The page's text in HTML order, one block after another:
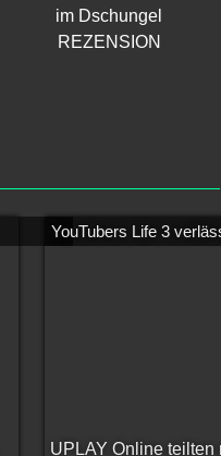
im Dschungel
REZENSION
YouTubers Life 3
UPLAY Online teilten